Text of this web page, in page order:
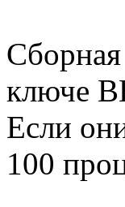
ключе
Если
100